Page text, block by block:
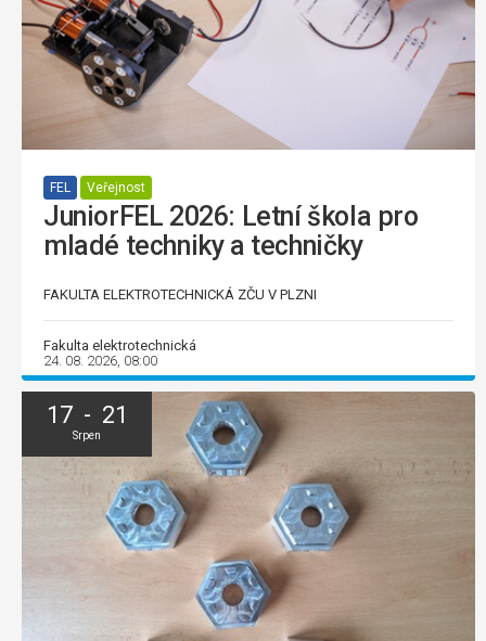
FEL Veřejnost
JuniorFEL 2026: Letní škola pro
mladé techniky a techničky
FAKULTA ELEKTROTECHNICKÁ ZČU V PLZNI
Fakulta elektrotechnická
24. 08. 2026, 08:00
17 - 21
Srpen